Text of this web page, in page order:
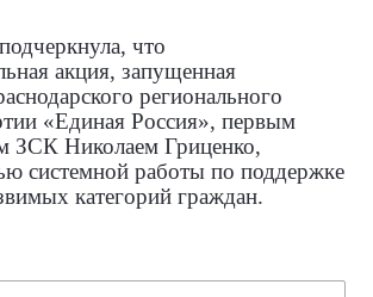
что
акция, запущенная
регионального
«Единая Россия», первым
ЗСК Николаем Гриценко,
системной работы по поддержке
категорий граждан.